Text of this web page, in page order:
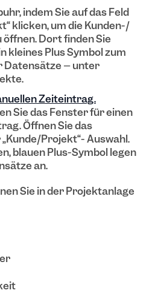
indem Sie auf das Feld
klicken, um die Kunden-/
Dort finden Sie
kleines Plus Symbol zum
Datensätze – unter
Zeiteintrag.
Sie das Fenster für einen
Öffnen Sie das
Projekt“- Auswahl.
blauen Plus-Symbol legen
an.
Sie in der Projektanlage